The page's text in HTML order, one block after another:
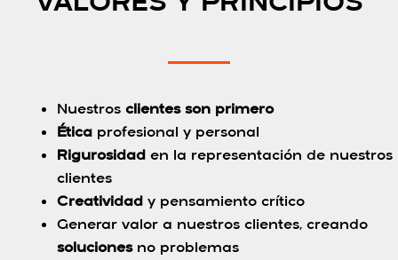
Nuestros clientes son primero
Ética profesional y personal
Rigurosidad en la representación de nuestros
clientes
Creatividad y pensamiento crítico
Generar valor a nuestros clientes, creando
solucionesno problemas